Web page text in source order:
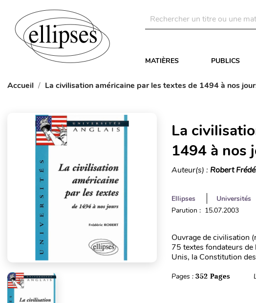
MATIÈRES PUBLICS
Accueil La civilisation américaine par les textes de 1494 à nos
La
1494 à nos
Auteur(s) : Robert
Ellipses
Universités
Parution : 15.07.2003
Ouvrage de civilisation
75 textes fondateurs de
Unis, la Constitution
Pages : 352 Pages